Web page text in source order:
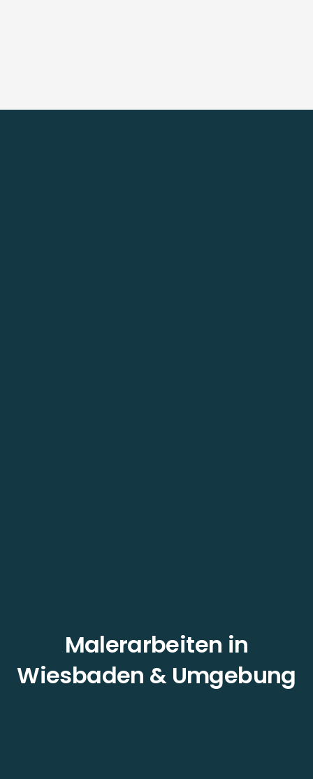
Malerarbeiten in
Wiesbaden & Umgebung